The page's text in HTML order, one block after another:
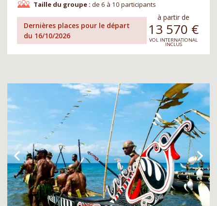
Taille du groupe : de 6 à 10 participants
Dernières places pour le départ
du 16/10/2026
à partir de
13 570 €
VOL INTERNATIONAL
INCLUS